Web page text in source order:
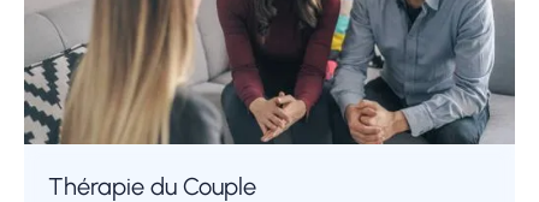
Thérapie du Couple